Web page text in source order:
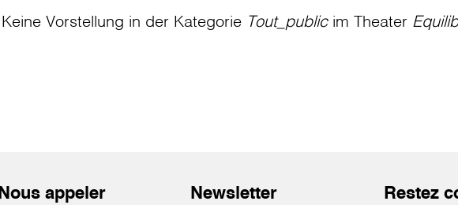
Keine Vorstellung in der Kategorie Tout_publicim Theater
Nous appeler Newsletter Restez